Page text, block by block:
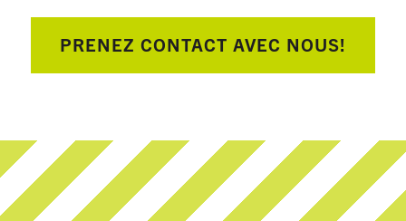
PRENEZ CONTACT AVEC NOUS!